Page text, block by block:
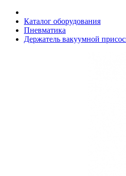
Каталог оборудования
Пневматика
Держатель вакуумной